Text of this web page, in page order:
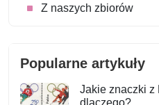
Z naszych zbiorów
Popularne artykuły
Jakie znaczki z